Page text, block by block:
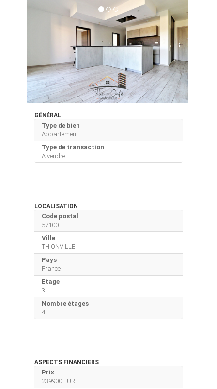
GÉNÉRAL
Type de bien
Appartement
Type de transaction
A vendre
LOCALISATION
Code postal
57100
Ville
THIONVILLE
Pays
France
Etage
3
Nombre étages
4
ASPECTS FINANCIERS
Prix
239900 EUR